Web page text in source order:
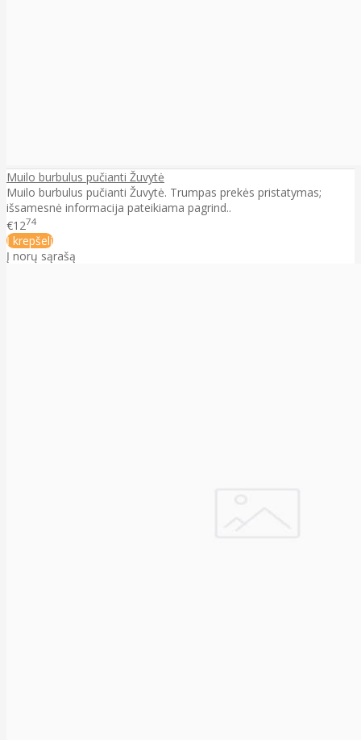
Muilo burbulus pučianti Žuvytė
Muilo burbulus pučianti Žuvytė. Trumpas prekės pristatymas;
išsamesnė informacija pateikiama pagrind..
€1274
Į krepšelį
Į norų sąrašą